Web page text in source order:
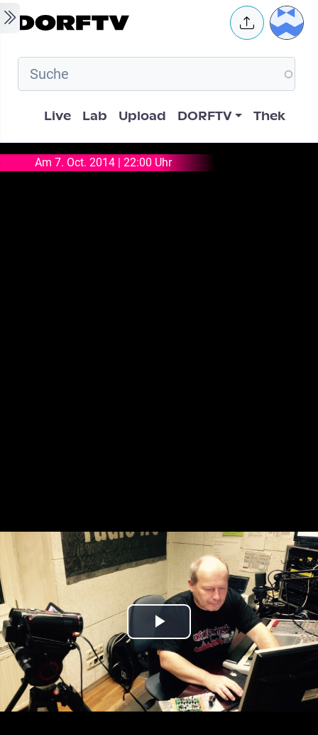
Skip to main content User
Hauptnavigation
Live Lab Upload DORFTV Thek
Am 7. Oct. 2014 | 22:00 Uhr
Play
Video